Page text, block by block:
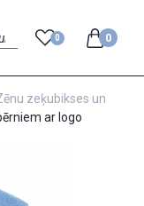
0 0
zeķubikses un
ar logo